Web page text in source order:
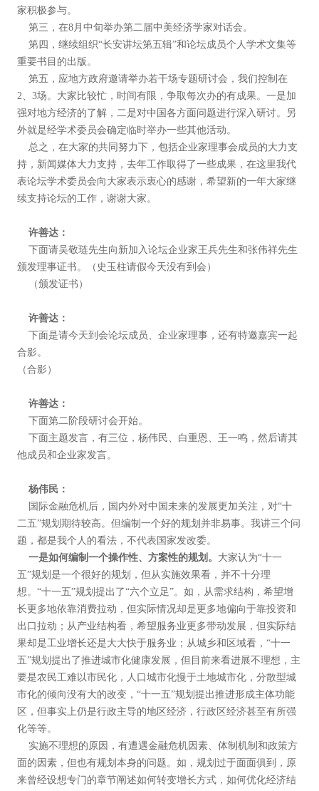
家积极参与。
第三，在8月中旬举办第二届中美经济学家对话会。
第四，继续组织“长安讲坛第五辑”和论坛成员个人学术文集等
重要书目的出版。
第五，应地方政府邀请举办若干场专题研讨会，我们控制在
2、3场。大家比较忙，时间有限，争取每次办的有成果。一是加
强对地方经济的了解，二是对中国各方面问题进行深入研讨。另
外就是经学术委员会确定临时举办一些其他活动。
总之，在大家的共同努力下，包括企业家理事会成员的大力支
持，新闻媒体大力支持，去年工作取得了一些成果，在这里我代
表论坛学术委员会向大家表示衷心的感谢，希望新的一年大家继
续支持论坛的工作，谢谢大家。
许善达：
下面请吴敬琏先生向新加入论坛企业家王兵先生和张伟祥先生
颁发理事证书。（史玉柱请假今天没有到会）
（颁发证书）
许善达：
下面是请今天到会论坛成员、企业家理事，还有特邀嘉宾一起
合影。
（合影）
许善达：
下面第二阶段研讨会开始。
下面主题发言，有三位，杨伟民、白重恩、王一鸣，然后请其
他成员和企业家发言。
杨伟民：
国际金融危机后，国内外对中国未来的发展更加关注，对“十
二五”规划期待较高。但编制一个好的规划并非易事。我讲三个问
题，都是我个人的看法，不代表国家发改委。
一是如何编制一个操作性、方案性的规划。 大家认为“十一
五”规划是一个很好的规划，但从实施效果看，并不十分理
想。“十一五”规划提出了“六个立足”。如，从需求结构，希望增
长更多地依靠消费拉动，但实际情况却是更多地偏向于靠投资和
出口拉动；从产业结构看，希望服务业更多带动发展，但实际结
果却是工业增长还是大大快于服务业；从城乡和区域看，“十一
五”规划提出了推进城市化健康发展，但目前来看进展不理想，主
要是农民工难以市民化，人口城市化慢于土地城市化，分散型城
市化的倾向没有大的改变，“十一五”规划提出推进形成主体功能
区，但事实上仍是行政主导的地区经济，行政区经济甚至有所强
化等等。
实施不理想的原因，有遭遇金融危机因素、体制机制和政策方
面的因素，但也有规划本身的问题。如，规划过于面面俱到，原
来曾经设想专门的章节阐述如何转变增长方式，如何优化经济结